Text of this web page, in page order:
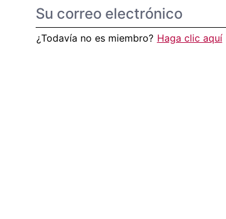
¿Todavía no es miembro? Haga clic aquí